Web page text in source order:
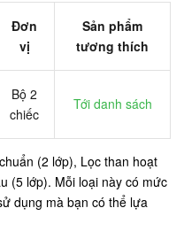
Đơn
vị
Sản phẩm
tương thích
Bộ 2
chiếc
Tới danh sách
(2 lớp), Lọc than hoạt
(5 lớp). Mỗi loại này có mức
dụng mà bạn có thể lựa